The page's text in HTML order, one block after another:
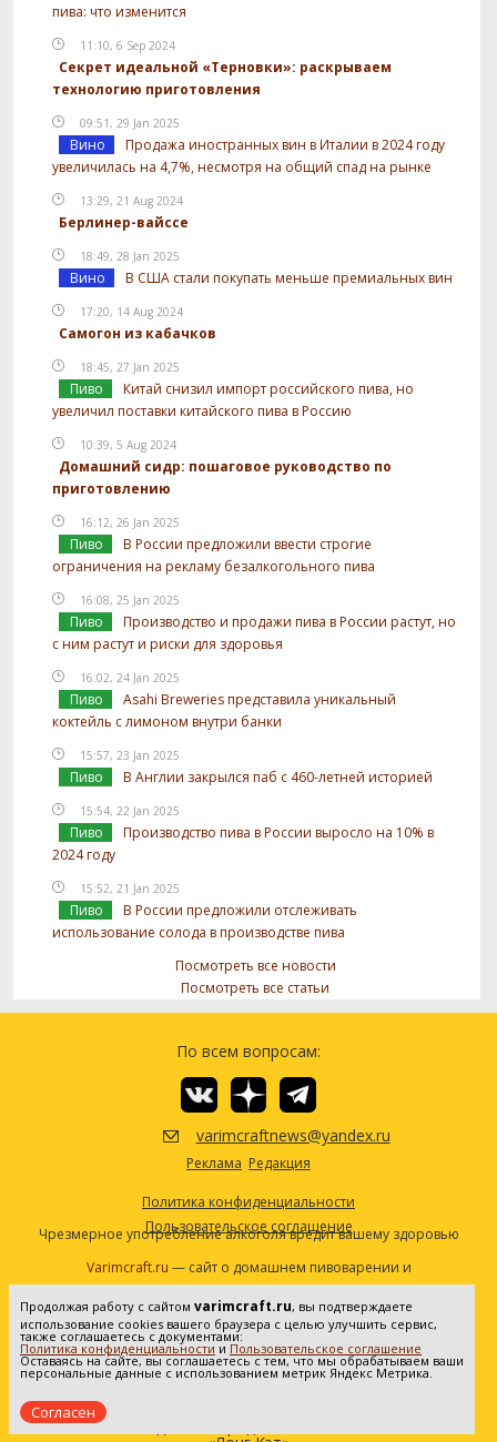
пива: что изменится
11:10, 6 Sep 2024
Секрет идеальной «Терновки»: раскрываем
технологию приготовления
09:51, 29 Jan 2025
Вино
Продажа иностранных вин в Италии в 2024 году
увеличилась на 4,7%, несмотря на общий спад на рынке
13:29, 21 Aug 2024
Берлинер-вайссе
18:49, 28 Jan 2025
Вино В США стали покупать меньше премиальных вин
17:20, 14 Aug 2024
Самогон из кабачков
18:45, 27 Jan 2025
Пиво
Китай снизил импорт российского пива, но
увеличил поставки китайского пива в Россию
10:39, 5 Aug 2024
Домашний сидр: пошаговое руководство по
приготовлению
16:12, 26 Jan 2025
Пиво
В России предложили ввести строгие
ограничения на рекламу безалкогольного пива
16:08, 25 Jan 2025
Пиво
Производство и продажи пива в России растут, но
с ним растут и риски для здоровья
16:02, 24 Jan 2025
Пиво
Asahi Breweries представила уникальный
коктейль с лимоном внутри банки
15:57, 23 Jan 2025
Пиво В Англии закрылся паб с 460-летней историей
15:54, 22 Jan 2025
Пиво
Производство пива в России выросло на 10% в
2024 году
15:52, 21 Jan 2025
Пиво
В России предложили отслеживать
использование солода в производстве пива
Посмотреть все новости
Посмотреть все статьи
По всем вопросам:
varimcraftnews@yandex.ru
Реклама Редакция
Политика конфиденциальности
Пользовательское соглашение
Чрезмерное употребление алкоголя вредит вашему здоровью
Varimcraft.ru — сайт о домашнем пивоварении и
самогоноварении.
Сетевое издание «Варимкрафт». Зарегистрировано в
Федеральной службе по надзору в сфере связи, информационных
технологий и массовых коммуникаций (Роскомнадзор). Реестровая
запись ЭЛ No ФС77-80936 от 25.05.2021. Все права защищены. 16+
Продолжая работу с сайтом varimcraft.ru, вы подтверждаете
использование cookies вашего браузера с целью улучшить сервис,
также соглашаетесь с документами:
Политика конфиденциальности и Пользовательское соглашение
Оставаясь на сайте, вы соглашаетесь с тем, что мы обрабатываем ваши
персональные данные с использованием метрик Яндекс Метрика.
Согласен